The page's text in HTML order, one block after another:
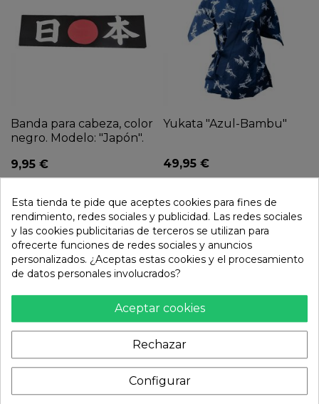
Banda para cabeza, color
negro. Modelo: "Japón".
9,95 €
Yukata "Azul-Bambu"
49,95 €
Esta tienda te pide que aceptes cookies para fines de
rendimiento, redes sociales y publicidad. Las redes sociales
y las cookies publicitarias de terceros se utilizan para
ofrecerte funciones de redes sociales y anuncios
personalizados. ¿Aceptas estas cookies y el procesamiento
de datos personales involucrados?
Aceptar cookies
Rechazar
Configurar